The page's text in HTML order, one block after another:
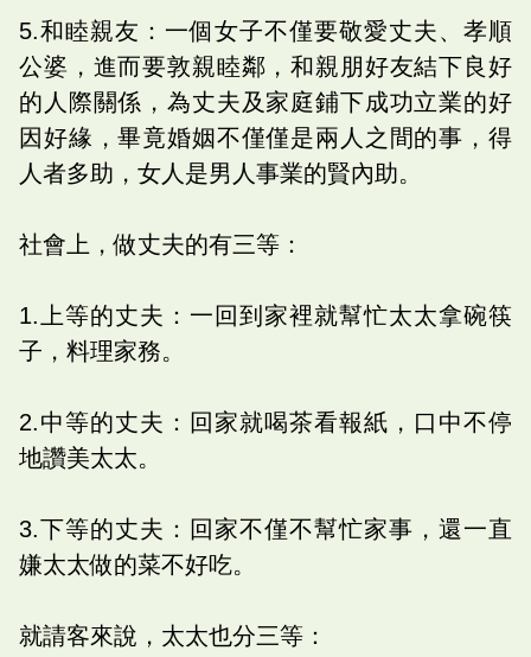
5.和睦親友：一個女子不僅要敬愛丈夫、孝順
公婆，進而要敦親睦鄰，和親朋好友結下良好
的人際關係，為丈夫及家庭鋪下成功立業的好
因好緣，畢竟婚姻不僅僅是兩人之間的事，得
人者多助，女人是男人事業的賢內助。
社會上，做丈夫的有三等：
1.上等的丈夫：一回到家裡就幫忙太太拿碗筷
子，料理家務。
2.中等的丈夫：回家就喝茶看報紙，口中不停
地讚美太太。
3.下等的丈夫：回家不僅不幫忙家事，還一直
嫌太太做的菜不好吃。
就請客來說，太太也分三等：